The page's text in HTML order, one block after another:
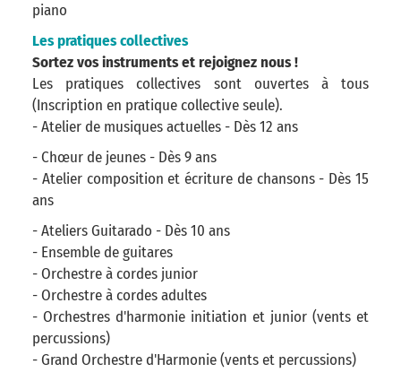
piano
Les pratiques collectives
Sortez vos instruments et rejoignez nous !
Les pratiques collectives sont ouvertes à tous
(Inscription en pratique collective seule).
- Atelier de musiques actuelles - Dès 12 ans
- Chœur de jeunes - Dès 9 ans
- Atelier composition et écriture de chansons - Dès 15
ans
- Ateliers Guitarado - Dès 10 ans
- Ensemble de guitares
- Orchestre à cordes junior
- Orchestre à cordes adultes
- Orchestres d'harmonie initiation et junior (vents et
percussions)
- Grand Orchestre d'Harmonie (vents et percussions)